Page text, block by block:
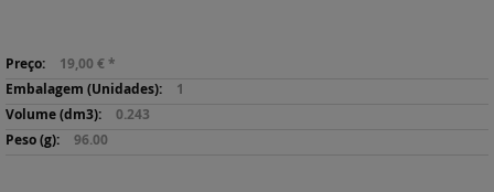
Mais
informação
19,00 € *
1
0.243
96.00
para
o
início